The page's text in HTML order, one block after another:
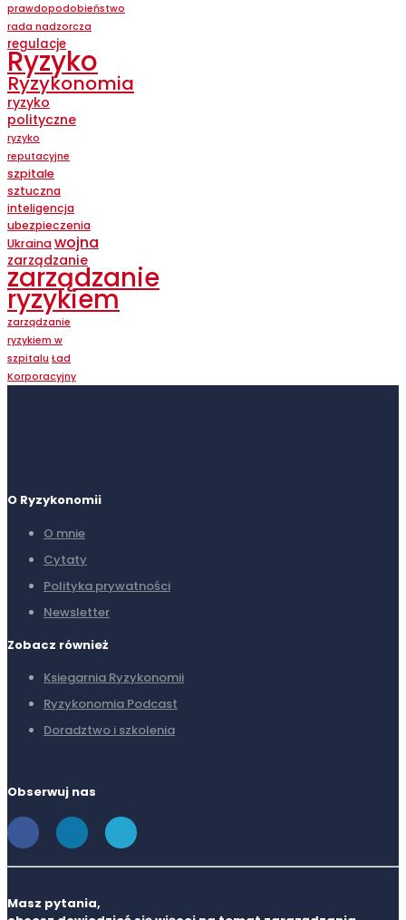
prawdopodobieństwo
rada nadzorcza
regulacje
Ryzyko
Ryzykonomia
ryzyko
polityczne
ryzyko
reputacyjne
szpitale
sztuczna
inteligencja
ubezpieczenia
Ukrainawojna
zarządzanie
zarządzanie
ryzykiem
zarządzanie
ryzykiem w
szpitalu Ład
Korporacyjny
O Ryzykonomii
O mnie
Cytaty
Polityka prywatności
Newsletter
Zobacz również
Ksiegarnia Ryzykonomii
Ryzykonomia Podcast
Doradztwo i szkolenia
Obserwuj nas
Masz pytania,